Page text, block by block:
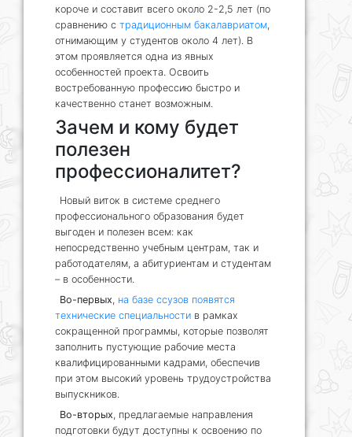
короче и составит всего около 2-2,5 лет (по
сравнению с традиционным бакалавриатом,
отнимающим у студентов около 4 лет). В
этом проявляется одна из явных
особенностей проекта. Освоить
востребованную профессию быстро и
качественно станет возможным.
Зачем и кому будет
полезен
профессионалитет?
Новый виток в системе среднего
профессионального образования будет
выгоден и полезен всем: как
непосредственно учебным центрам, так и
работодателям, а абитуриентам и студентам
– в особенности.
Во-первых, на базе ссузов появятся
технические специальности в рамках
сокращенной программы, которые позволят
заполнить пустующие рабочие места
квалифицированными кадрами, обеспечив
при этом высокий уровень трудоустройства
выпускников.
Во-вторых, предлагаемые направления
подготовки будут доступны к освоению по